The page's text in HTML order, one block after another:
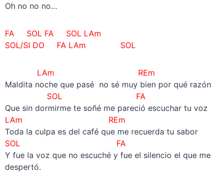
Oh no no no…
FA SOL FA SOL LAm
SOL/SI DO FA LAm SOL
LAm REm
Maldita noche que pasé no sé muy bien por qué razón
SOL FA
Que sin dormirme te soñé me pareció escuchar tu voz
LAm REm
Toda la culpa es del café que me recuerda tu sabor
SOL FA
Y fue la voz que no escuché y fue el silencio el que me
despertó.